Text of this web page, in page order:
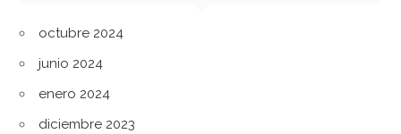
octubre 2024
junio 2024
enero 2024
diciembre 2023